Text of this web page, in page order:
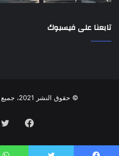
تابعنا على فيسبوك
© حقوق النشر 2021، جميع الحقوق محفوظة إحاطة.
فيسبوك